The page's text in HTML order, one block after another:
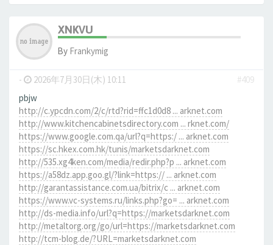
XNKVU
By Frankymig
- 2026年7月30日(木) 10:11
#409
pbjw
http://c.ypcdn.com/2/c/rtd?rid=ffc1d0d8 ... arknet.com
http://www.kitchencabinetsdirectory.com ... rknet.com/
https://www.google.com.qa/url?q=https:/ ... arknet.com
https://sc.hkex.com.hk/tunis/marketsdarknet.com
http://535.xg4ken.com/media/redir.php?p ... arknet.com
https://a58dz.app.goo.gl/?link=https:// ... arknet.com
http://garantassistance.com.ua/bitrix/c ... arknet.com
https://www.vc-systems.ru/links.php?go= ... arknet.com
http://ds-media.info/url?q=https://marketsdarknet.com
http://metaltorg.org/go/url=https://marketsdarknet.com
http://tcm-blog.de/?URL=marketsdarknet.com